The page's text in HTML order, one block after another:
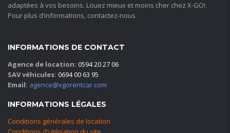
adaptées à vos besoins. Louez mieux et moins cher chez X-GO!.
Pour plus d’informations, contactez-nous
INFORMATIONS DE CONTACT
Agence de location: 0594 20 27 06
SAV véhicules: 0694 00 63 95
Email: agence@xgorentcar.com
INFORMATIONS LÉGALES
Conditions générales de location